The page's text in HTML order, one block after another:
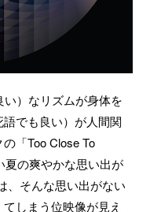
）なリズムが身体を
でも良い）が人間関
「Too Close To
夏の爽やかな思い出が
、そんな思い出がない
しまう位映像が見え